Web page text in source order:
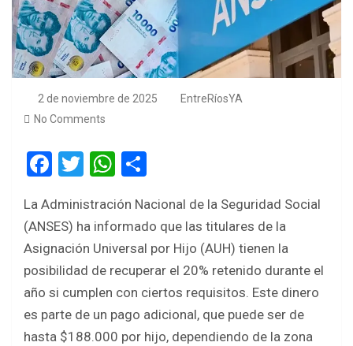
2 de noviembre de 2025
EntreRíosYA
No Comments
F
ce
b
o
o
k
T
tt
er
W
at
s
A
p
p
ar
e
La Administración Nacional de la Seguridad Social
(ANSES) ha informado que las titulares de la
Asignación Universal por Hijo (AUH) tienen la
posibilidad de recuperar el 20% retenido durante el
año si cumplen con ciertos requisitos. Este dinero
es parte de un pago adicional, que puede ser de
hasta $188.000 por hijo, dependiendo de la zona